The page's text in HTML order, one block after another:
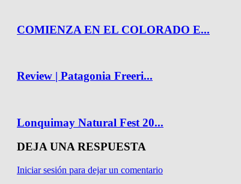
COMIENZA EN EL COLORADO E...
Review | Patagonia Freeri...
Lonquimay Natural Fest 20...
DEJA UNA RESPUESTA
Iniciar sesión para dejar un comentario